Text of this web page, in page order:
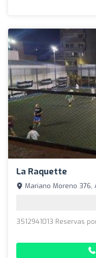
La Raquette
Mariano Moreno 376,
3512941013 Reservas